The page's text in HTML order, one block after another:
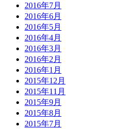
2016年7月
2016年6月
2016年5月
2016年4月
2016年3月
2016年2月
2016年1月
2015年12月
2015年11月
2015年9月
2015年8月
2015年7月